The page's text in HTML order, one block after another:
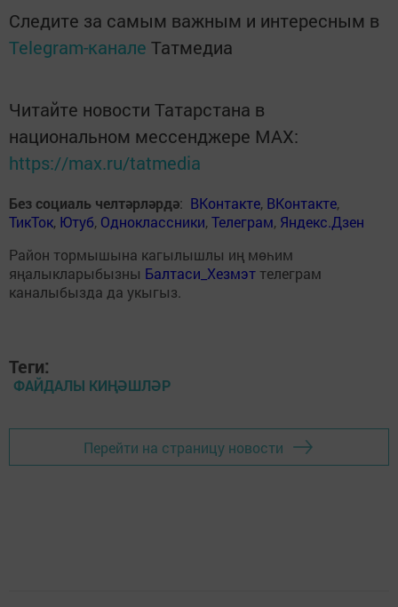
Следите за самым важным и интересным в
Telegram-канале Татмедиа
Читайте новости Татарстана в
национальном мессенджере MАХ:
https://max.ru/tatmedia
Без социаль челтәрләрдә: ВКонтакте, ВКонтакте,
ТикТок, Ютуб, Одноклассники,Телеграм, Яндекс.Дзен
Район тормышына кагылышлы иң мөһим
яңалыкларыбызны Балтаси_Хезмэт телеграм
каналыбызда да укыгыз.
Теги:
ФАЙДАЛЫ КИҢӘШЛӘР
Перейти на страницу новости